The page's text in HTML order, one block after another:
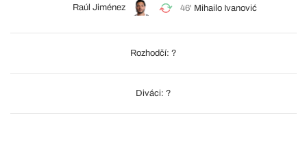
Raúl Jiménez 46' Mihailo Ivanović
Rozhodčí: ?
Diváci: ?